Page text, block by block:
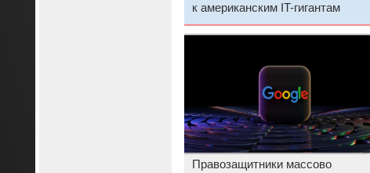
к американским IT-гигантам
Правозащитники массово